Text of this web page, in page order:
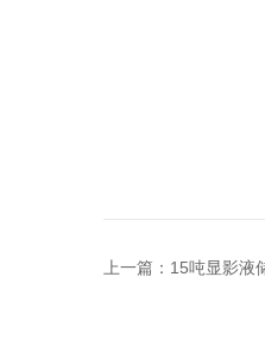
上一篇： 15吨显影液